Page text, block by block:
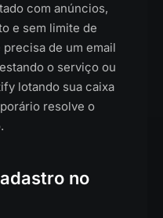
com anúncios,
e sem limite de
de um email
o serviço ou
lotando sua caixa
resolve o
no